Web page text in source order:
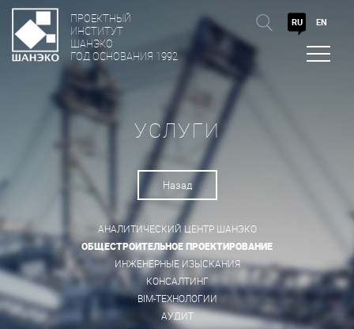
ПРОЕКТНЫЙ
ИНСТИТУТ
ШАНЭКО
ГОД ОСНОВАНИЯ 1992
RU EN
УСЛУГИ
Назад
АНАЛИТИЧЕСКИЙ ЦЕНТР ШАНЭКО
ОБЩЕСТРОИТЕЛЬНОЕ ПРОЕКТИРОВАНИЕ
ИНЖЕНЕРНЫЕ ИЗЫСКАНИЯ
КОНСАЛТИНГ
BIM-ТЕХНОЛОГИИ
АУДИТ